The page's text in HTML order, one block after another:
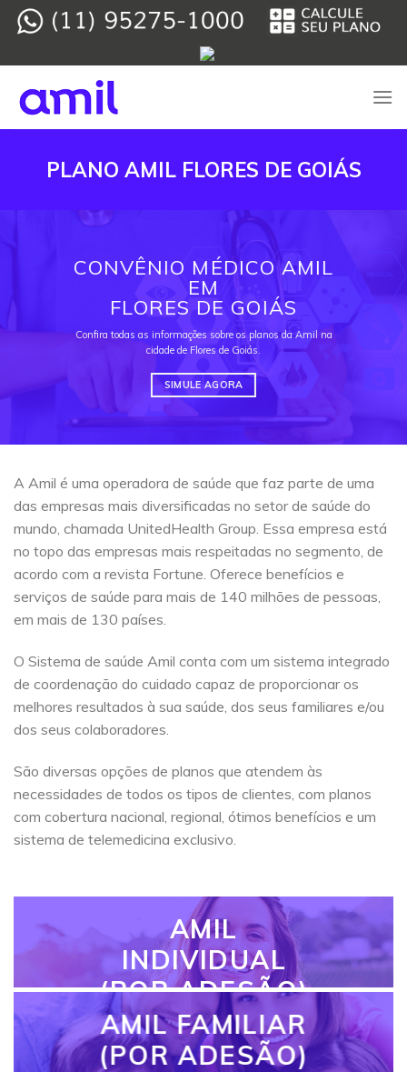
Skip
PLANO AMIL FLORES DE GOIÁS
CONVÊNIO MÉDICO AMIL
EM
FLORES DE GOIÁS
Confira todas as informações sobre os planos da Amil na
cidade de Flores de Goiás.
SIMULE AGORA
A Amil é uma operadora de saúde que faz parte de uma
das empresas mais diversificadas no setor de saúde do
mundo, chamada UnitedHealth Group. Essa empresa está
no topo das empresas mais respeitadas no segmento, de
acordo com a revista Fortune. Oferece benefícios e
serviços de saúde para mais de 140 milhões de pessoas,
em mais de 130 países.
O Sistema de saúde Amil conta com um sistema integrado
de coordenação do cuidado capaz de proporcionar os
melhores resultados à sua saúde, dos seus familiares e/ou
dos seus colaboradores.
São diversas opções de planos que atendem às
necessidades de todos os tipos de clientes, com planos
com cobertura nacional, regional, ótimos benefícios e um
sistema de telemedicina exclusivo.
AMIL
INDIVIDUAL
(POR ADESÃO)
AMIL FAMILIAR
(POR ADESÃO)